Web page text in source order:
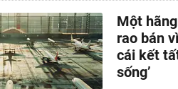
Một
rao bán
cái kết
sống’